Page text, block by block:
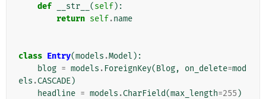
def __str__ (self):
return self.name
class Entry(models .Model ):
blog = models . ForeignKey(Blog, on_delete=mod
els .CASCADE)
headline = models .CharField(max_length=255 )